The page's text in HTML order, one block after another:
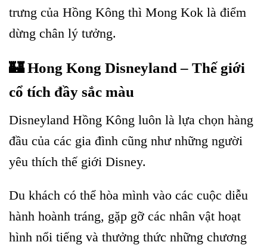
trưng của Hồng Kông thì Mong Kok là điểm
dừng chân lý tưởng.
🏰 Hong Kong Disneyland – Thế giới
cổ tích đầy sắc màu
Disneyland Hồng Kông luôn là lựa chọn hàng
đầu của các gia đình cũng như những người
yêu thích thế giới Disney.
Du khách có thể hòa mình vào các cuộc diễu
hành hoành tráng, gặp gỡ các nhân vật hoạt
hình nổi tiếng và thưởng thức những chương